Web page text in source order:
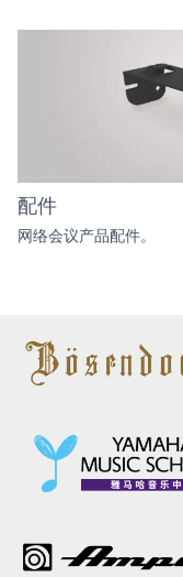
配件
网络会议产品配件。